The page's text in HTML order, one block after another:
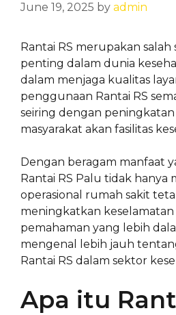
June 19, 2025 by admin
Rantai RS merupakan
penting dalam dunia
dalam menjaga kualitas
penggunaan Rantai RS
seiring dengan
masyarakat akan fasilitas
Dengan beragam manfaat
Rantai RS Palu tidak hanya
operasional rumah sakit
meningkatkan keselamatan
pemahaman yang lebih
mengenal lebih jauh
Rantai RS dalam sektor
Apa itu